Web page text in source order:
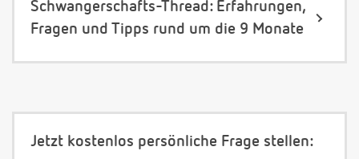
Schwangerschafts-Thread: Erfahrungen,
Fragen und Tipps rund um die 9 Monate
Jetzt kostenlos persönliche Frage stellen: